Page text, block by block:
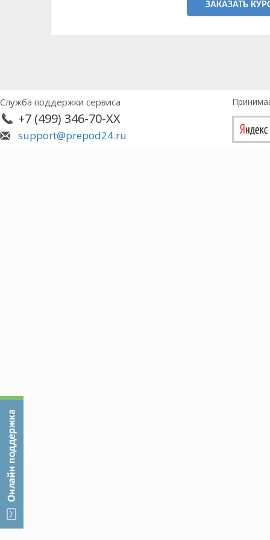
ЗАКАЗАТЬ
Служба поддержки сервиса
+7 (499) 346-70-XX
support@prepod24.ru